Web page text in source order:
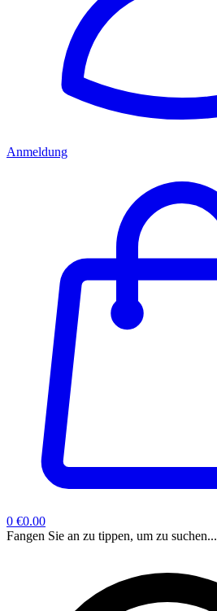
Anmeldung
0 €0.00
Fangen Sie an zu tippen, um zu suchen...